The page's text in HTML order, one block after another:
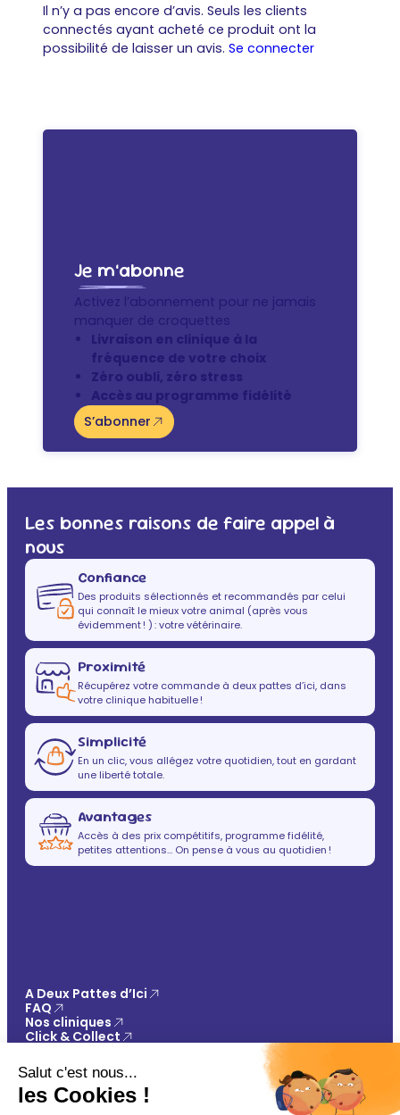
Il n’y a pas encore d’avis. Seuls les clients
connectés ayant acheté ce produit ont la
possibilité de laisser un avis. Se connecter
Je m’abonne
Activez l’abonnement pour ne jamais
manquer de croquettes
Livraison en clinique à la
fréquence de votre choix
Zéro oubli, zéro stress
Accès au programme fidélité
S’abonner
Les bonnes raisons de faire appel à
nous
Confiance
Des produits sélectionnés et recommandés par celui
qui connaît le mieux votre animal (après vous
évidemment ! ) : votre vétérinaire.
Proximité
Récupérez votre commande à deux pattes d’ici, dans
votre clinique habituelle !
Simplicité
En un clic, vous allégez votre quotidien, tout en gardant
une liberté totale.
Avantages
Accès à des prix compétitifs, programme fidélité,
petites attentions… On pense à vous au quotidien !
A Deux Pattes d’Ici
FAQ
Nos cliniques
Click & Collect
Vos avantages
Conseils
Paiement 100% sécurisé